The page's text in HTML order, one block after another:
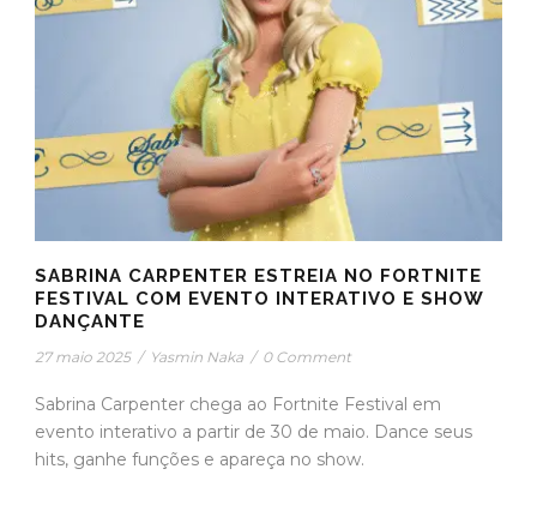
SABRINA CARPENTER ESTREIA NO FORTNITE
FESTIVAL COM EVENTO INTERATIVO E SHOW
DANÇANTE
27 maio 2025 / Yasmin Naka / 0 Comment
Sabrina Carpenter chega ao Fortnite Festival em
evento interativo a partir de 30 de maio. Dance seus
hits, ganhe funções e apareça no show.